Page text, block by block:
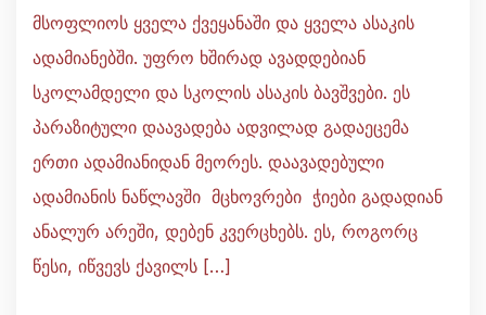
მსოფლიოს ყველა ქვეყანაში და ყველა ასაკის
ადამიანებში. უფრო ხშირად ავადდებიან
სკოლამდელი და სკოლის ასაკის ბავშვები. ეს
პარაზიტული დაავადება ადვილად გადაეცემა
ერთი ადამიანიდან მეორეს. დაავადებული
ადამიანის ნაწლავში მცხოვრები ჭიები გადადიან
ანალურ არეში, დებენ კვერცხებს. ეს, როგორც
წესი, იწვევს ქავილს […]